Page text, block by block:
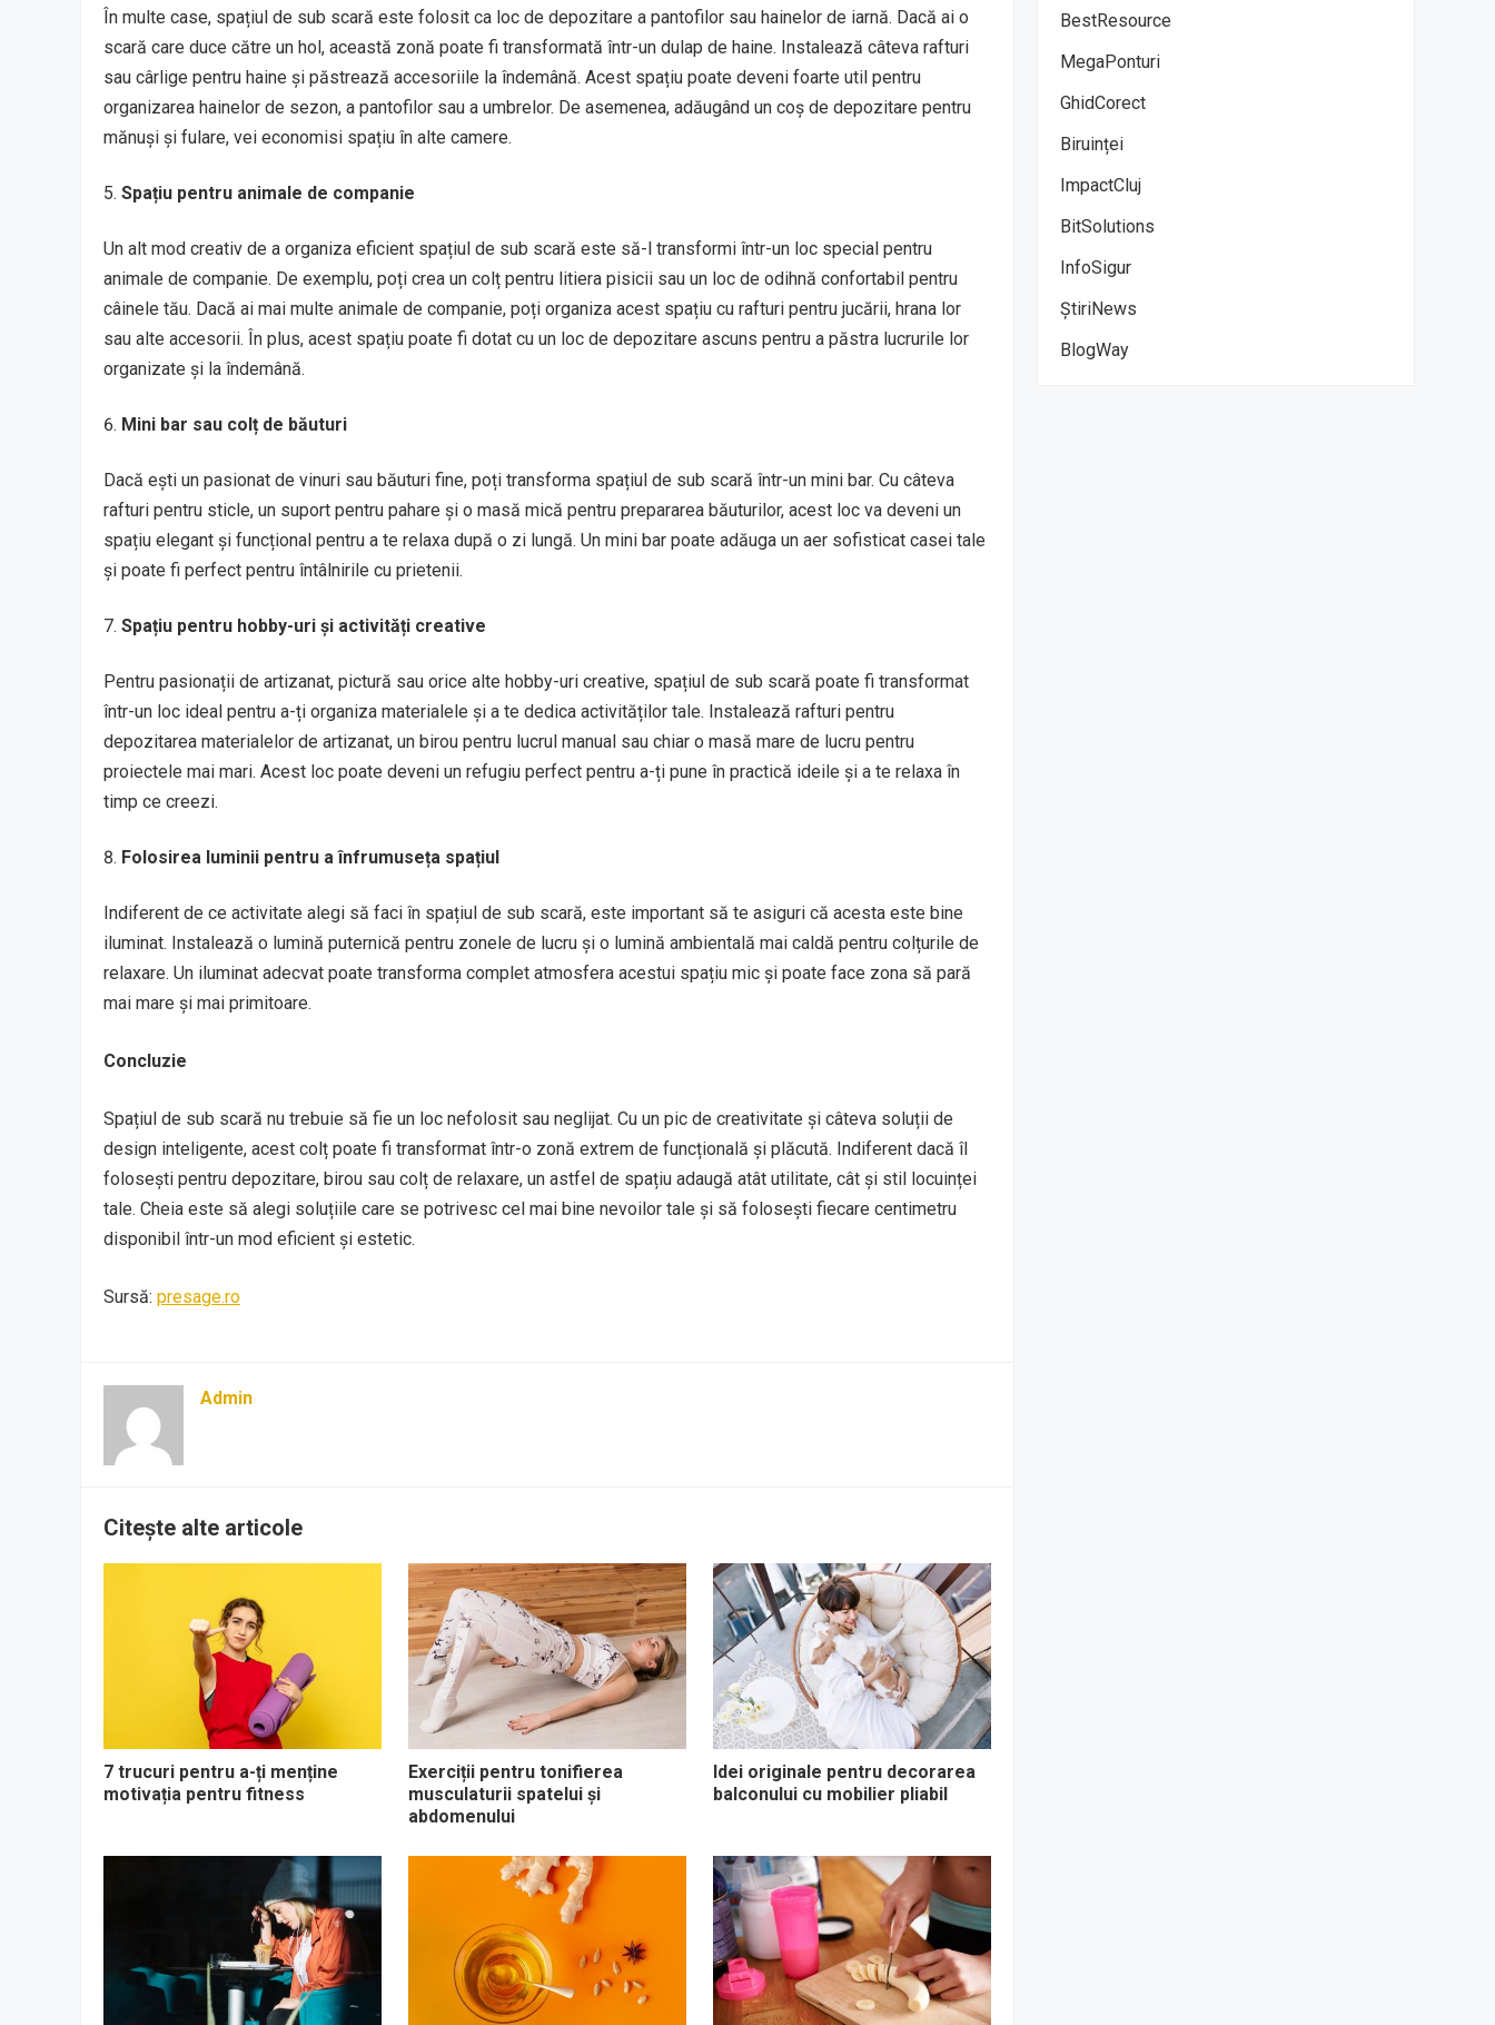
În multe case, spațiul de sub scară este folosit ca loc de depozitare a pantofilor sau hainelor de iarnă. Dacă ai o
scară care duce către un hol, această zonă poate fi transformată într-un dulap de haine. Instalează câteva rafturi
sau cârlige pentru haine și păstrează accesoriile la îndemână. Acest spațiu poate deveni foarte util pentru
organizarea hainelor de sezon, a pantofilor sau a umbrelor. De asemenea, adăugând un coș de depozitare pentru
mănuși și fulare, vei economisi spațiu în alte camere.
Spațiu pentru animale de companie
Un alt mod creativ de a organiza eficient spațiul de sub scară este să-l transformi într-un loc special pentru
animale de companie. De exemplu, poți crea un colț pentru litiera pisicii sau un loc de odihnă confortabil pentru
câinele tău. Dacă ai mai multe animale de companie, poți organiza acest spațiu cu rafturi pentru jucării, hrana lor
sau alte accesorii. În plus, acest spațiu poate fi dotat cu un loc de depozitare ascuns pentru a păstra lucrurile lor
organizate și la îndemână.
Mini bar sau colț de băuturi
Dacă ești un pasionat de vinuri sau băuturi fine, poți transforma spațiul de sub scară într-un mini bar. Cu câteva
rafturi pentru sticle, un suport pentru pahare și o masă mică pentru prepararea băuturilor, acest loc va deveni un
spațiu elegant și funcțional pentru a te relaxa după o zi lungă. Un mini bar poate adăuga un aer sofisticat casei tale
și poate fi perfect pentru întâlnirile cu prietenii.
Spațiu pentru hobby-uri și activități creative
Pentru pasionații de artizanat, pictură sau orice alte hobby-uri creative, spațiul de sub scară poate fi transformat
într-un loc ideal pentru a-ți organiza materialele și a te dedica activităților tale. Instalează rafturi pentru
depozitarea materialelor de artizanat, un birou pentru lucrul manual sau chiar o masă mare de lucru pentru
proiectele mai mari. Acest loc poate deveni un refugiu perfect pentru a-ți pune în practică ideile și a te relaxa în
timp ce creezi.
Folosirea luminii pentru a înfrumuseța spațiul
Indiferent de ce activitate alegi să faci în spațiul de sub scară, este important să te asiguri că acesta este bine
iluminat. Instalează o lumină puternică pentru zonele de lucru și o lumină ambientală mai caldă pentru colțurile de
relaxare. Un iluminat adecvat poate transforma complet atmosfera acestui spațiu mic și poate face zona să pară
mai mare și mai primitoare.
Concluzie
Spațiul de sub scară nu trebuie să fie un loc nefolosit sau neglijat. Cu un pic de creativitate și câteva soluții de
design inteligente, acest colț poate fi transformat într-o zonă extrem de funcțională și plăcută. Indiferent dacă îl
folosești pentru depozitare, birou sau colț de relaxare, un astfel de spațiu adaugă atât utilitate, cât și stil locuinței
tale. Cheia este să alegi soluțiile care se potrivesc cel mai bine nevoilor tale și să folosești fiecare centimetru
disponibil într-un mod eficient și estetic.
Sursă: presage.ro
Admin
Citește alte articole
7 trucuri pentru a-ți menține
motivația pentru fitness
Exerciții pentru tonifierea
musculaturii spatelui și
abdomenului
Idei originale pentru decorarea
balconului cu mobilier pliabil
BestResource
MegaPonturi
GhidCorect
Biruinței
ImpactCluj
BitSolutions
InfoSigur
ȘtiriNews
BlogWay